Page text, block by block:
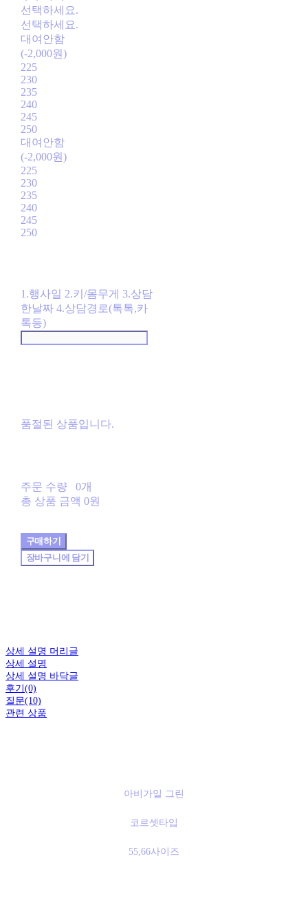
선택하세요.
선택하세요.
대여안함
(-2,000원)
225
230
235
240
245
250
대여안함
(-2,000원)
225
230
235
240
245
250
1.행사일 2.키/몸무게 3.상담
한날짜 4.상담경로(톡톡,카
톡등)
품절된 상품입니다.
주문 수량
0개
총 상품 금액 0원
구매하기
장바구니에 담기
상세 설명 머리글
상세 설명
상세 설명 바닥글
후기(0)
질문(10)
관련 상품
아비가일 그린
코르셋타입
55,66사이즈